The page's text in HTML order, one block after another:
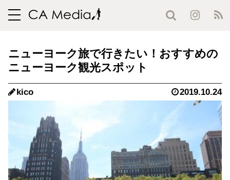
toggle
ニューヨーク旅で行きたい！おすすめの
ニューヨーク観光スポット
kico 2019.10.24